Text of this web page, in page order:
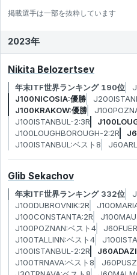
掲載選手は一部を抜粋しています
2023年
Nikita Belozertsev
年末ITF世界ランキング 190位
J100NICOSIA:優勝
J100KRAKOW:優勝
J100ISTANBUL-2:3R
J100LOUGHBOROUGH-2:2R
J100ISTANBUL:ベスト8
Glib Sekachov
年末ITF世界ランキング 332位
J100DUBROVNIK:2R
J100CONSTANTA:2R
J100POZNAN:ベスト4
J100TALLINN:ベスト4
J100ISTANBUL-2:2R
J100TRNAVA:ベスト8